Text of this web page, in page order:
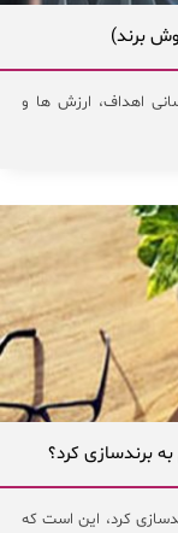
برند)
اهداف، ارزش ها و
برندسازی کرد؟
کرد، این است که